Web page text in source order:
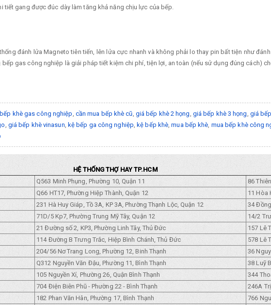
gang được đúc dày làm tăng khả năng chịu lực của bếp.
đánh lửa Magneto tiên tiến, lên lửa cực nhanh và không phải lo thay pin bất tiện như
gas công nghiệp là giải pháp tiết kiệm chi phí, tiện lợi, an toàn (nếu sử dụng đúng cách)
khè gas công nghiệp cần mua bếp khè cũ giá bếp khè 2 họng giá bếp khè 3 họng giá
giá bếp khè vinasun kệ bếp ga công nghiệp ,kệ bếp khè ,mua bếp khè mua bếp khè công
HỆ THỐNG THỢ HAY TP.HCM
Q563 Minh Phụng, Phường 10, Quận 11
86
Q66 HT17, Phường Hiệp Thành, Quận 12
11 Hòa
231 Hà Huy Giáp, Tồ 3A, KP 3A, Phường Thạnh Lộc, Quận 12
34
71D/5 Kp7, Phường Trung Mỹ Tây, Quận 12
14/2
21 Đường số 2, KP3, Phường Linh Tây, Thủ Đức
157 Lê
114 Đường B Trưng Trắc, Hiệp Bình Chánh, Thủ Đức
578 Lê
204/56 Nơ Trang Long, Phường 12, Binh Thạnh
36
Q312 Nguyền Văn Đậu, Phường 11, Bình Thạnh
38 Luỹ
105 Nguyền Xí, Phường 26, Quận Bình Thạnh
344
704 Điện Biên Phũ - Phường 22 - Bình Thạnh
246A
182 Phan Văn Hân, Phường 17, Bình Thạnh
766